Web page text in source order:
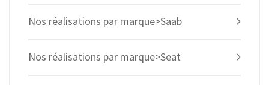
Nos réalisations par marque>Saab
Nos réalisations par marque>Seat